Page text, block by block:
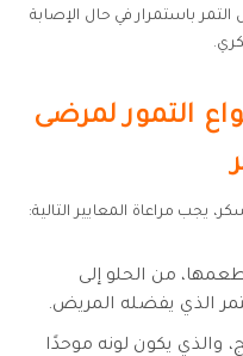
باستمرار في حال الإصابة
التمور لمرضى
يجب مراعاة المعايير التالية:
من الحلو إلى
الذي يفضله المريض.
والذي يكون لونه موحدًا